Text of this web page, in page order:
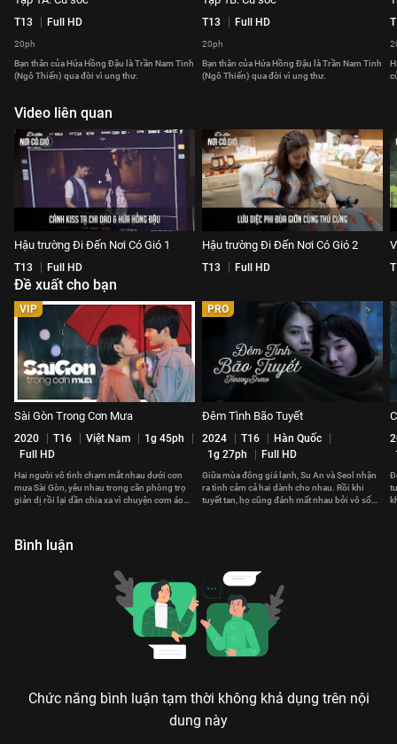
T13 Full HD
20ph
Bạn thân của Hứa Hồng Đậu là Trần Nam Tinh
(Ngô Thiến) qua đời vì ung thư.
T13 Full HD
20ph
Bạn thân của Hứa Hồng Đậu là Trần Nam Tinh
(Ngô Thiến) qua đời vì ung thư.
Video liên quan
Hậu trường Đi Đến Nơi Có Gió 1
T13 Full HD
Hậu trường Đi Đến Nơi Có Gió 2
T13 Full HD
Đề xuất cho bạn
VIP
Sài Gòn Trong Cơn Mưa
2020 T16 Việt Nam
1g 45ph
Full HD
Hai người vô tình chạm mắt nhau dưới cơn
mưa Sài Gòn, yêu nhau trong căn phòng trọ
giản dị rồi lại dần chia xa vì chuyện cơm áo
PRO
Đêm Tình Bão Tuyết
2024 T16
Hàn Quốc
1g 27ph
Full HD
Giữa mùa đông giá lạnh, Su An và Seol nhận
ra tình cảm cả hai dành cho nhau. Rồi khi
tuyết tan, họ cũng đánh mất nhau bởi vô số
Bình luận
Chức năng bình luận tạm thời không khả dụng trên nội
dung này